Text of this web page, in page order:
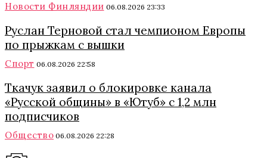
Новости Финляндии 06.08.2026 23:33
Руслан Терновой стал чемпионом Европы
по прыжкам с вышки
Спорт 06.08.2026 22:58
Ткачук заявил о блокировке канала
«Русской общины» в «Ютуб» с 1,2 млн
подписчиков
Общество 06.08.2026 22:28